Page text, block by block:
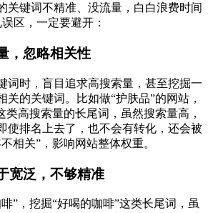
关键词不精准、没流量，白白浪费时间
区，一定要避开：
，忽略相关性
词时，盲目追求高搜索量，甚至挖掘一
关的关键词。比如做“护肤品”的网站，
类高搜索量的长尾词，虽然搜索量高，
使排名上去了，也不会有转化，还会被
相关”，影响网站整体权重。
宽泛，不够精准
”，挖掘“好喝的咖啡”这类长尾词，虽